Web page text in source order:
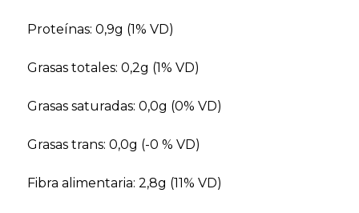
Proteínas: 0,9g (1% VD)
Grasas totales: 0,2g (1% VD)
Grasas saturadas: 0,0g (0% VD)
Grasas trans: 0,0g (-0 % VD)
Fibra alimentaria: 2,8g (11% VD)